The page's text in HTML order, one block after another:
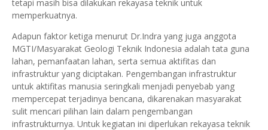
tetapi masih bisa dilakukan rekayasa teknik untuk
memperkuatnya.
Adapun faktor ketiga menurut Dr.Indra yang juga anggota
MGTI/Masyarakat Geologi Teknik Indonesia adalah tata guna
lahan, pemanfaatan lahan, serta semua aktifitas dan
infrastruktur yang diciptakan. Pengembangan infrastruktur
untuk aktifitas manusia seringkali menjadi penyebab yang
mempercepat terjadinya bencana, dikarenakan masyarakat
sulit mencari pilihan lain dalam pengembangan
infrastrukturnya. Untuk kegiatan ini diperlukan rekayasa teknik